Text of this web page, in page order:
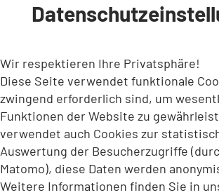
INHALT ANSPRINGEN
Wir respektieren Ihre Privatsphäre!
Diese Seite verwendet funktionale
zwingend erforderlich sind, um
Funktionen der Website zu
verwendet auch Cookies zur
Auswertung der Besucherzugriffe
Matomo), diese Daten werden
Weitere Informationen finden Sie in